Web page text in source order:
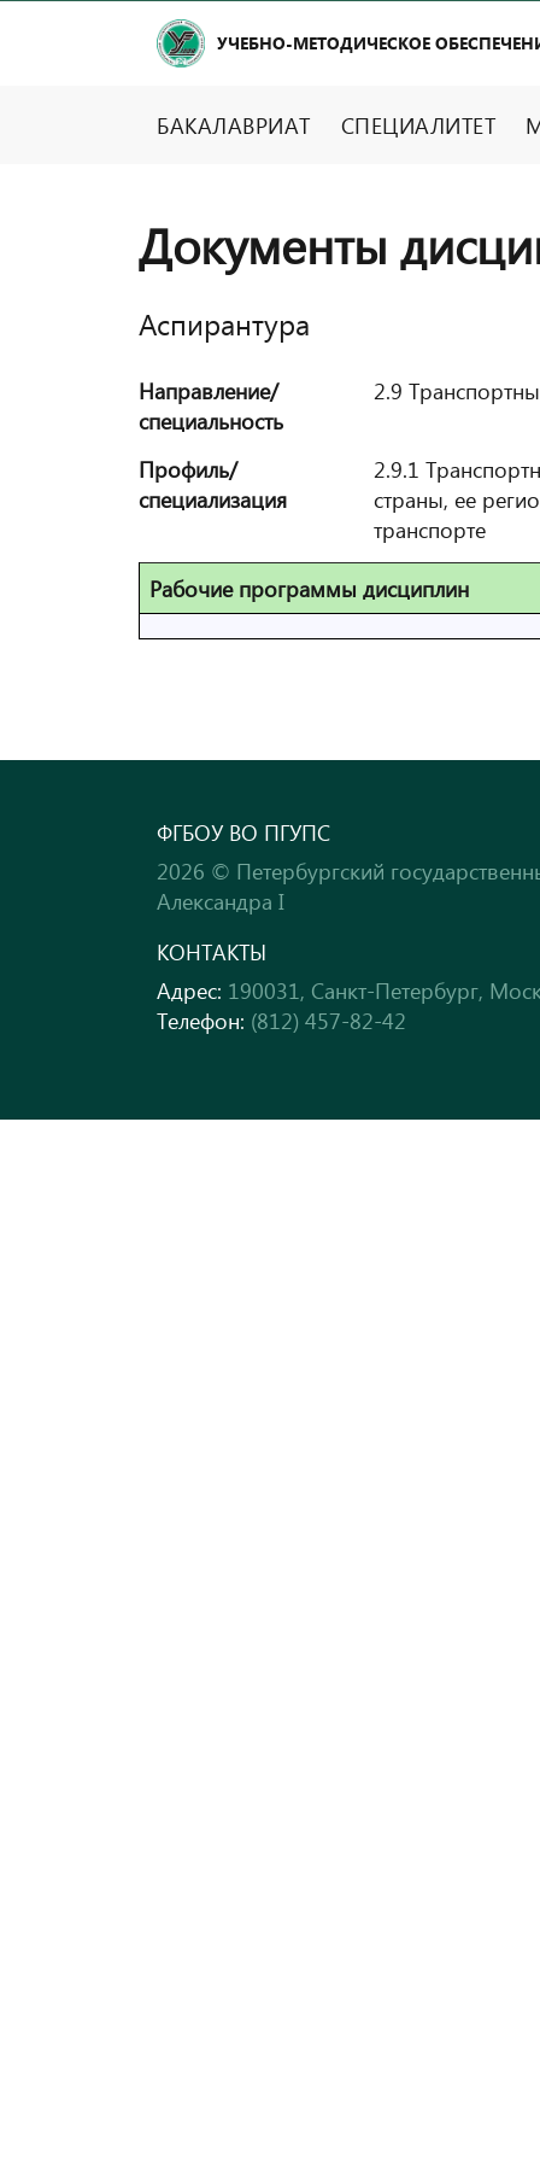
УЧЕБНО-МЕТОДИЧЕСКОЕ
БАКАЛАВРИАТ СПЕЦИАЛИТЕТ
Документы
Аспирантура
Направление/
специальность
2.9
Профиль/
специализация
2.9.1
страны, ее
транспорте
Рабочие программы дисциплин
ФГБОУ ВО ПГУПС
2026 © Петербургский
Александра I
КОНТАКТЫ
Адрес: 190031, Санкт-Петербург,
Телефон: (812) 457-82-42